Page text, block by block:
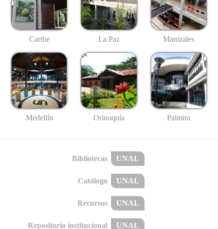
Caribe La Paz Manizales
Medellín Orinoquía Palmira
Bibliotecas UNAL
Catálogo UNAL
Recursos UNAL
Repositorio institucional UNAL